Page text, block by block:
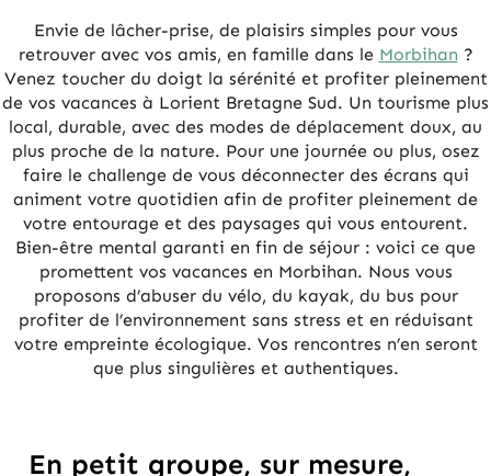
Envie de lâcher-prise, de plaisirs simples pour vous
retrouver avec vos amis, en famille dans le Morbihan ?
Venez toucher du doigt la sérénité et profiter pleinement
de vos vacances à Lorient Bretagne Sud. Un tourisme plus
local, durable, avec des modes de déplacement doux, au
plus proche de la nature. Pour une journée ou plus, osez
faire le challenge de vous déconnecter des écrans qui
animent votre quotidien afin de profiter pleinement de
votre entourage et des paysages qui vous entourent.
Bien-être mental garanti en fin de séjour : voici ce que
promettent vos vacances en Morbihan. Nous vous
proposons d’abuser du vélo, du kayak, du bus pour
profiter de l’environnement sans stress et en réduisant
votre empreinte écologique. Vos rencontres n’en seront
que plus singulières et authentiques.
En petit groupe, sur mesure,